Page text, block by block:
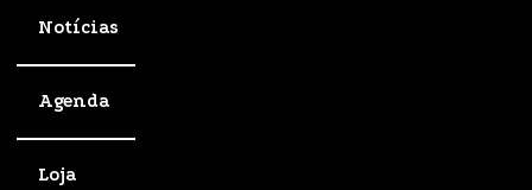
Notícias
Agenda
Loja